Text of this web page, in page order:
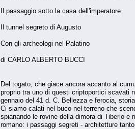
Il passaggio sotto la casa dell'imperatore
Il tunnel segreto di Augusto
Con gli archeologi nel Palatino
di CARLO ALBERTO BUCCI
Del togato, che giace ancora accanto al
proprio tra uno di questi criptoportici scavati
gennaio del 41 d. C. Bellezza e ferocia,
Ci siamo calati nel buco nel terreno che
spianando le rovine della dimora di Tiberio
romano: i passaggi segreti - architetture